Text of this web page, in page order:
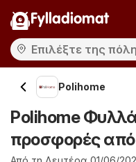
Fylladiomat
Polihome
Polihome
προσφορές